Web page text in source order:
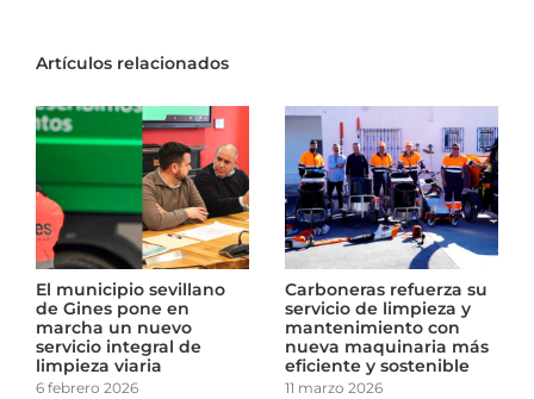
Artículos relacionados
El municipio sevillano
de Gines pone en
marcha un nuevo
servicio integral de
limpieza viaria
6 febrero 2026
Carboneras refuerza su
servicio de limpieza y
mantenimiento con
nueva maquinaria más
eficiente y sostenible
11 marzo 2026